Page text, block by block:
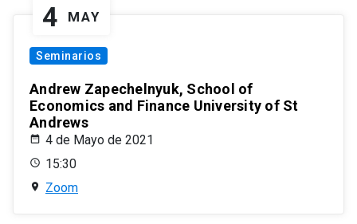
4 MAY
Seminarios
Andrew Zapechelnyuk, School of
Economics and Finance University of St
Andrews
4 de Mayo de 2021
15:30
Zoom